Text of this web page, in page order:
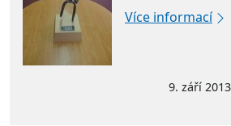
Více informací
9. září